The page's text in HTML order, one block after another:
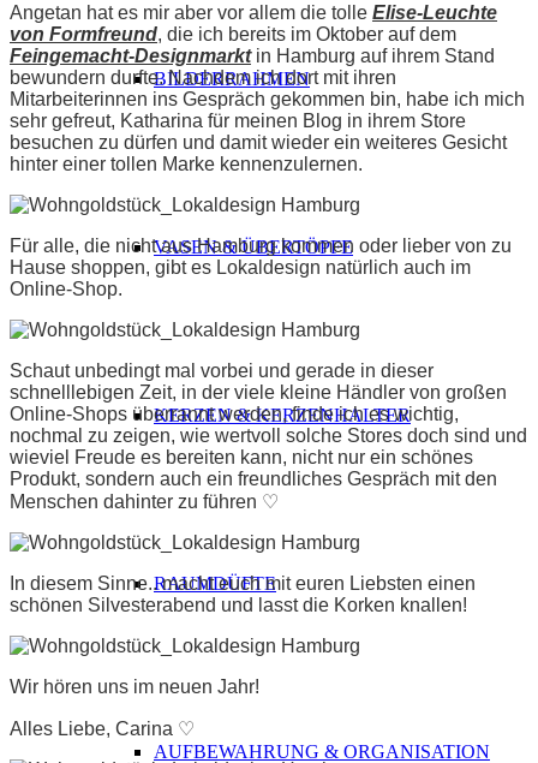
BILDERRAHMEN
VASEN & ÜBERTÖPFE
KERZEN & KERZENHALTER
RAUMDÜFTE
AUFBEWAHRUNG & ORGANISATION
Angetan hat es mir aber vor allem die tolle Elise-Leuchte
von Formfreund, die ich bereits im Oktober auf dem
Feingemacht-Designmarktin Hamburg auf ihrem Stand
bewundern durfte. Nachdem ich dort mit ihren
Mitarbeiterinnen ins Gespräch gekommen bin, habe ich mich
sehr gefreut, Katharina für meinen Blog in ihrem Store
besuchen zu dürfen und damit wieder ein weiteres Gesicht
hinter einer tollen Marke kennenzulernen.
Für alle, die nicht aus Hamburg kommen oder lieber von zu
Hause shoppen, gibt es Lokaldesign natürlich auch im
Online-Shop.
Schaut unbedingt mal vorbei und gerade in dieser
schnelllebigen Zeit, in der viele kleine Händler von großen
Online-Shops überrannt werden, finde ich es wichtig,
nochmal zu zeigen, wie wertvoll solche Stores doch sind und
wieviel Freude es bereiten kann, nicht nur ein schönes
Produkt, sondern auch ein freundliches Gespräch mit den
Menschen dahinter zu führen ♡
In diesem Sinne.. macht euch mit euren Liebsten einen
schönen Silvesterabend und lasst die Korken knallen!
Wir hören uns im neuen Jahr!
Alles Liebe, Carina ♡